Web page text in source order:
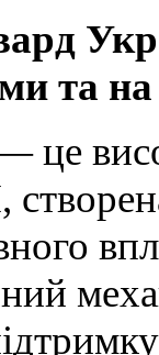
та
це